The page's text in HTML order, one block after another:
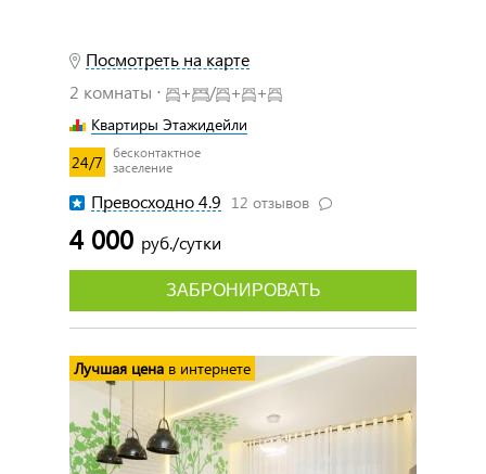
Посмотреть на карте
2 комнаты ⋅
+ / + +
Квартиры Этажидейли
24/7
бесконтактное
заселение
Превосходно 4.9 12 отзывов
4 000 руб./сутки
ЗАБРОНИРОВАТЬ
Лучшая цена в интернете